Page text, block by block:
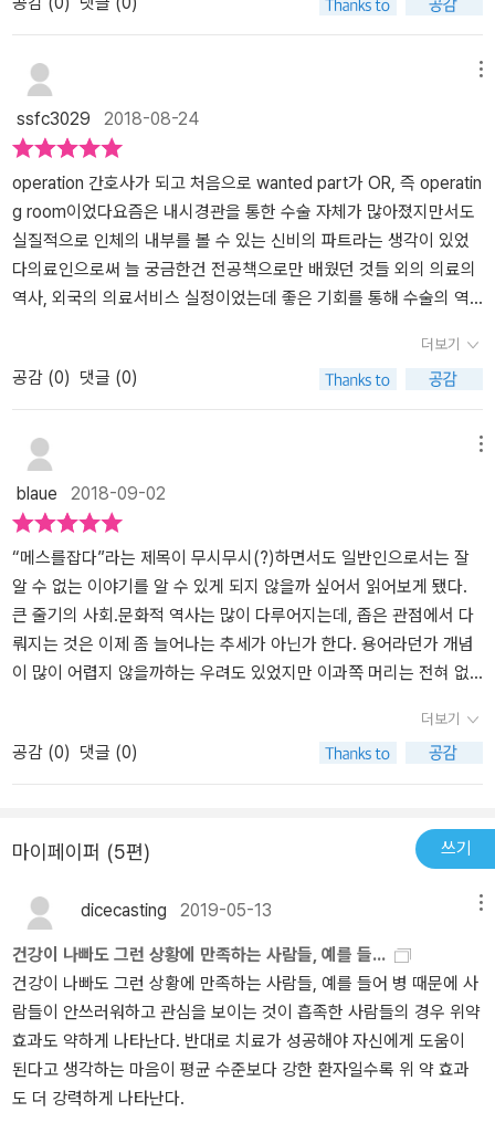
지 읽었던 의학 관련 책 중 가장 재미있고, 가장 의료계 현장에 관한
이야기를 선명히 다루고 있으며, 의학이 어떤 것인지 가장 잘 보여주
는 책이다. 다소 부담스러운 책. 하지만 재미있다 “게다가 부러진
뼈를 바로잡는 일은 절대 아무나 할 수 있는 일이 아니다. 그럴 만한
배짱도 있어야 하지만, 그보다 훨씬 더 중요한 요건은 환자가 그렇게
해 달라고 기꺼이 맡기는 것이다. 용기와 권위, 경험을 충분히 갖추고
공감 능력도 웬만큼 갖추어야 환자로부터 그와 같은 신뢰를 얻을 수
있다. 또한 치료 신력도 뛰어나야 한다. 바로 이 지점에서 손으로 직접
낫게 해 주는 사람들, 최초의 외과 의사들이 등장했다.” “영어에서는
‘낫다’라는 의미를 두 가지로 나누어 표현한다. 수술과 상처, 멍, 골절
에는 ‘온전하게 회복되는 것’을 뜻하는 ‘heal’이라는 단어를 사용하고,
로 분리하자면 외과 의사가 하는 일은 heal, 일반의사가 하는 일은 cu
re에 해당된다.” 이 책의 부제는 “세상을 바꾼 수술, 그 매혹의 역
사”다. 일단 ‘쉼표’를 기준으로 앞에있는 “세상을 바꾼 수술”에는 동
의한다. 하지만 “그 매혹의 역사”에는 조금 동의하기 어렵다. 나쁜 뜻
이 있어서 동의하기 어렵다는 것은 아니다. 책의 저자인 아르놀트 판
더 라르가 수술을 할 동안 어떤 일이 있는지, 의사들이 어떻게 수술을
하는지 그려내는 게 참으로 디테일하기 때문이다. 소설도 아니면서
저자가 쓴 글을 읽고 있노라면, 수술대 위에 누워있는 내 몸을 의사가
어떻게 가르고·자르고·파고들어서 수술하는지를 알 수 있다. 정말 “말
하기 거시기 하다”라는 표현이 아깝지 않다. 1장을 읽을 때부터 “이
책들 다 읽어야 하나^^;;”라는 생각이 들 정도였다. 결석 제거를 하던
초기에 항문으로 손가락을 넣어서, 그곳에서 방광의 어떤 걸리는 부
혹스러운 적은 처음이었다. 책의 저자는 수술 혹은 우리 몸과 관련하
여 어려운 용어들을 책의 맨 뒷장에 정리해 두었다고 이야기 했지만,
난 절대 그 페이지를 읽고 싶지 않았다. 무지를 통해서 내 상상력이 확
읽다가 이런 일도 있구나!”라는 생각을 할 정도였다. 어쩌면 책의 묘
사로 인해 고통 받던 나에게 유일한 완화제가 있었다면 ‘10장: 마취’였
다. 이 책은 시산순서대로 수술대 위에서 무슨 일이 벌어지고 있는지
쓰고 있지는 않다. 하지만 매 장을 거듭할수록 의사들이 수술대위에
서 병을 치료하는 모습을 보며, ‘의사란 직업. 정말 맨탈이 강해야 하
는구나. 혹은 빨리 지금 하는 짓에 대한 gross한 느낌에 적응해야 하
는구나’라는 생각을 했다. 다행히 마취 부분에서 이런 장면들에 대한
부담감이 줄어들었다. 의사에게 이러한 수술을 받는데 정말 마취란
것이 없다면, 상당히 힘들겠구나 라는 생각을 연이어 했던 것 같다. 하
지만 책의 내용 자체는 재미있었다. 하나의 병을 치료하기 위한 수술
업적은 꼼꼼히 챙긴듯해요. 17세기 암스테르담의 대장장이 얀 더 도
트는 고통을 견디다 못해 직접 자신의 방광결석을 제거했다고 하고
외과의사가 그 내용을 꺼낸 결석의 삽화와 함께 자세히 저서에 기록
했답니다. 사실 본문 내용 중, 이미 1세기 로마의 기록에 결석수술이
있었다는 사실이 더 놀라웠어요. 방광 결석은 매일 깨끗한 속옷으로
갈아입는 것이 예방에 가장 효과적인 방법이라는 깨알같은 정보도 알
려주네요. 케네디 대통령 암살사건에선 뇌에 총을 맞았다고 무조건
사망하는 게 아니라는 부분이 흥미로웠어요. 호흡과 의식을 조절하는
가장 중요한 기능은 뇌 깊숙이 위치한 뇌간에서 이뤄지기 때문에 손
상 부위에 따라 기능 이상이 생기는 정도라고 합니다. 충분한 자격을
갖춘 외과 의사에게는 권한이 주어지지만 의사로서 계속 일하기 위해
해 경험을 쌓고 보강 교육을 받는 한편 우수한 결과를 낼 수 있어야 한
다. p.123정맥류의 원인이 혈액의 역류를 막는 판막이 제 기능을 발
휘하지 못하기 때문인데 인류의 직립보행에서 비롯된 결과라는 사실
도 알게 되었어요. 치질, 서혜부 헤르니아, 동맥경화 등의 질병도 직립
보행으로 인해 생긴 질환이라고 하니 진화의 댓가인가 봅니다.전신마
취가 영국 빅토리아 여왕이 출산의 고통을 못느끼게 하기위해 시도되
었고 그녀가 만족스러운 결과를 얻은 후 세상에 퍼지게 되었다고 해
요. 세균, 위생, 소독의 개념도 외과 수술을 통해 정립되게 되었고요.
과거에는 진단을 내리는 내과 의사가 소극적이었던 반면 외과의사는
문제의 원인 제거를 위해 칼을 이용하는 걸 선호했다니 성격차이가
뚜렷하죠. 저자가 내과 의사를 귀납적 사고를 하는 푸와로에, 외과 의
사를 연역적 사고를 하는 홈즈에 비유한 점이 코믹하기도 했어요.
시행되었다는 건 로마인들에게 새삼 감탄하게 만듭니다. 양초를 조명
으로 사용하던 방법에서 현재 사용하는 내시경이 되기까지의 발전과
정도 비교적 자세히 설명해요. 흔히 언청이라 불리는 구순열이 물고
라고 합니다. 성형 수술은 매독이나 결핵으로 코와 턱의 형태가 변형
된 환자들을 치료하는 과정에서 보형물을 집어넣는 방식에서 발전되
었다고 해요. 의사들의 진단서에 알아보기 힘든 영어처럼 쓰는 건 사
실 라틴어와 그리스어로 된 용어이고, 몸의 복잡한 부분, 방향을 정확
히 나타내기 위해서라는 새로운 사실도 알게 되었어요. 진단도 문제
가 어느 방향으로 흘러가는지 지켜본 이후에 내리는 것이 가장 좋다.
여기서 핵심은 기다림을 멈추고 치료를 시작해야 할 시점을 인지하는
것이다. p.305 이 책에선 전문적인 용어는 최소한으로 줄이고 수술
방법과 과정에 대해선 구체적으로 설명해서 충분히 상상할 수 있게
했어요. 대부분 끔찍하기도 기괴하기도 한 장면이라 외과의사들은 비
이건 귀족이건 심지어 왕까지도 숨지는 일들이 비일비재했다.발달한
의료시설과 기술, 그리고 깨끗해진 위생수준, 좋아진 영양상태 등 인
간의 수명은 점점 더 연장되고 있다. 그만큼 인간의 삶이 행복할 지는
의문이지만. 1장은 결석 제거술이 소개된다. 열악한 위생에 따른 세
균 감염으로 발생하는 방광결석.17세기 암스테르담의 대장장이 얀 더
도트는 스스로 자신의 피부를 절개해서 무게가 110그램이 넘는, 달걀
보다 큰 돌을 꺼냈다. 이 책의 2장에는 1963년 11월 22일 금요일에
암살당한 케네디 대통령의 수술이 소개되고 23장에는 범인으로 알려
진 오즈월드의 수술이 소개된다. 급박한 순간 수술실에서 벌어지는
상황들과 수술의 절차들, 의사들의 진단의 차이와 선택들. 인류 최초
로 포경수술을 받은 사람은 누구일까? 성경책에 나와있는 믿음의 조
문화의 영향이 컸다. 이 포경이 세계사의 주인공이었던 루이 16세에
게도 등장한다. 공식적 기록은 없지만. 9장에는 1926년 10월 31일
복막염으로 사망하게 된 탈출의 명수 해리 후디니의 이야기가 나온
다. 힘센 장사이기도 했던 후디니는 충수염을 제때 수술받지 못해 복
막염으로 사망한다. 충수염은 흔히 맹장이라고도 하는데 남성의 8%,
여성의 7% 이상이 생애 중 경험하는 흔한 질병이다. 오늘날에는 배꼽
으로 들어가는 복강경수술로 흉터도 남지 않고 시행되고 있다. 마취
를 하지 않고 수술을 하면 환자의 고통이 얼마나 끔찍할까? 마취수술
이 처음 행해진 수술은 언제였을까?1846년 10월 16일 미국 보스턴
의 매사추세츠 종합병원에서 실시되었다. 치과 의사 윌리엄 모턴이
에드워드 애벗이라는 환자에게 에테르, 더 구체적으로는 디에틸 에테
르를 흡입하도록 한 것이다. 애벗은 목에 생긴 종양을 제거해야 했고,
을 재빨리 해낼 수 없는 돌팔이 의사들에게나 필요한 ‘양키들의 사기
행각’으로 불리기도 했다. 이 인식이 바뀌게 된 계기가 바로 빅토리아
여왕의 수술이었다.빅토리아 여왕의 출산의 고통을 줄여주는 마취 의
수술은 인체의 가장 중요한 기관, 심장으로 가는 길을 열었다. 한때 외
과 의사들 사이에서 절대 닿을 수 없는 신의 영역으로 여겨지던 심장
수술의 발전은 1967년 케이프타운에서 크리스티안 바너드가 심장
이식 수술을 처음으로 성공리에 해내면서 절정에 이르렀다. 2년 뒤에
인류 최초로 이룩한 달 착륙과 동등하게 여겨진 업적이었다. 결석 제
거에서부터 시작된 수술이야기는 내가 상상도 못하는 영역까지 다양
하게 이어졌다. 질식, 상처 치유, 쇼크, 비만, 장루, 골절, 정맥류, 복막
염, 마취, 괴저, 진단, 합병증, 확산, 복부, 대동맥류, 복강경 검사, 거
세, 폐암, 위약, 배꼽 탈장, 패스트트랙 방식, 수술 중 사망, 보형물, 뇌
졸중, 위 절제 수술, 치루, 전기 등등.의술의 발전사를 보면 우리 문화
ssfc3029 2018-08-24
operation 간호사가 되고 처음으로 wanted part가 OR, 즉 operatin
g room이었다요즘은 내시경관을 통한 수술 자체가 많아졌지만서도
실질적으로 인체의 내부를 볼 수 있는 신비의 파트라는 생각이 있었
다의료인으로써 늘 궁금한건 전공책으로만 배웠던 것들 외의 의료의
역사, 외국의 의료서비스 실정이었는데 좋은 기회를 통해 수술의 역
사 뿐 아니라, 각 수술을 해야하는 질병들에 대한 자세한 설명과 더불
어 그 시대에는 왜 그러한 질병들이 걸렸는지에 대해서도 상세히 설
명해주어 흥미로웠다의료인이 아닌 일반인들이 읽기에도 거부감이
없도록 의학용어도 잘 설명이 되어 있다분명 겉으로 봐서는 의료종사
자를 위한 책 같지만, 내용은 그 누가 읽어도 거부감 없도록 풀이를 해
주니 ‘머리 아픈 책은 싫어’하는 엄마도 호기심있게 책을 읽었다 ㅎ.ㅎ
창세기부터 시작 된, 아니 아마 책에 쓰여진대로 인류가 시작되면서
수술이라는 것은 어떠한 방식으로든 시행되었을 것이다이 책을 읽으
며 지금의 우리가 받는 안전한 수술들을 위해 과거의 많은 사람들이
어찌보면 희생이 되었던 것일거라는 생각이 많이 들었다그 때의 의료
진은 최선을 다해 수술과 의료행위를 했지만 많은 사망률과 감염률이
있었고, 그러한 것들이 바탕이 되어 현재의 의료기술 발달에 막대한
고 있고, 많은 의료진들이 환자를 보면서도 끊임 없이 공부중이다non
fiction인 수 많은 case를 보니 더욱 자부심을 갖고 일해야겠다는 생
각이 든다👩🏻‍⚕️💉
더보기
공감 (0) 댓글 (0)
blaue 2018-09-02
“메스를잡다”라는 제목이 무시무시(?)하면서도 일반인으로서는 잘
알 수 없는 이야기를 알 수 있게 되지 않을까 싶어서 읽어보게 됐다.
큰 줄기의 사회.문화적 역사는 많이 다루어지는데, 좁은 관점에서 다
뤄지는 것은 이제 좀 늘어나는 추세가 아닌가 한다. 용어라던가 개념
이 많이 어렵지 않을까하는 우려도 있었지만 이과쪽 머리는 전혀 없
제외해도 400페이지가 넘는 분량이 부담스러울 수도 있지만 읽다보
면 시간가는 줄 모르게 몰입도가 높다. 의학용어나 개념을 다 이해할
수는 없었지만, 정말 막연하게 생각했던 질병의 증상. 부상의 예후 등
대한 개념설명이 아주 유용했다. 저자는 시대적으로 알려진 수술을
렇지 않든 수술이 성공하지 못해서 사망한 사람들이 의료기술이 발전
하는 데에 큰 공헌을 했던 게 아닌가 싶다. 얼마 전에 어디서 읽었던
것 같은데..앞서 살았던 사람들의 공로인 게 아닐까. 수천년전부터 병
을 치료하기 위해 부단히 노력했던 의사들, 19세기 벨에포크의 대책
없는 낙천주의자였던 의사들 그리고 이후 끊임없이 새로운 병과 싸울
수술방법을 찾아 온 외과의사들의 노력을 조금 엿볼 수 있었다고 생
각한다.
더보기
공감 (0) 댓글 (0)
마이페이퍼 (5편) 쓰기
dicecasting 2019-05-13
건강이 나빠도 그런 상황에 만족하는 사람들, 예를 들...
건강이 나빠도 그런 상황에 만족하는 사람들, 예를 들어 병 때문에 사
람들이 안쓰러워하고 관심을 보이는 것이 흡족한 사람들의 경우 위약
효과도 약하게 나타난다. 반대로 치료가 성공해야 자신에게 도움이
된다고 생각하는 마음이 평균 수준보다 강한 환자일수록 위 약 효과
도 더 강력하게 나타난다.